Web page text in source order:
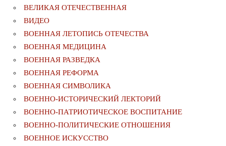
ВЕЛИКАЯ ОТЕЧЕСТВЕННАЯ
ВИДЕО
ВОЕННАЯ ЛЕТОПИСЬ ОТЕЧЕСТВА
ВОЕННАЯ МЕДИЦИНА
ВОЕННАЯ РАЗВЕДКА
ВОЕННАЯ РЕФОРМА
ВОЕННАЯ СИМВОЛИКА
ВОЕННО-ИСТОРИЧЕСКИЙ ЛЕКТОРИЙ
ВОЕННО-ПАТРИОТИЧЕСКОЕ ВОСПИТАНИЕ
ВОЕННО-ПОЛИТИЧЕСКИE ОТНОШЕНИЯ
ВОЕННОЕ ИСКУССТВО